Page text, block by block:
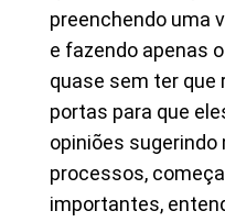
preenchendo uma
e fazendo apenas
quase sem ter que
portas para que
opiniões sugerindo
processos,
importantes,